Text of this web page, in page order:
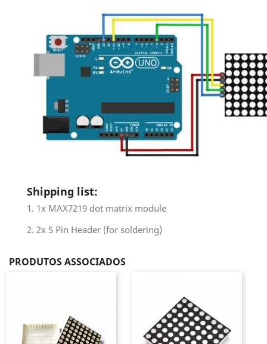
Shipping list:
1. 1x MAX7219 dot matrix module
2. 2x 5 Pin Header (for soldering)
PRODUTOS ASSOCIADOS